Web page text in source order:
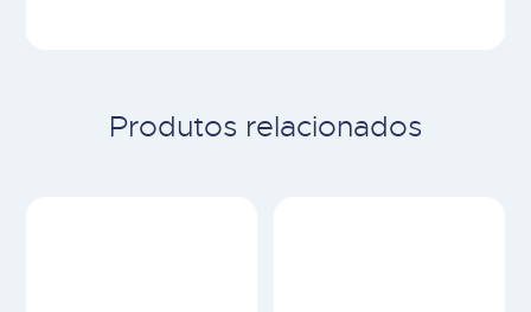
Produtos relacionados